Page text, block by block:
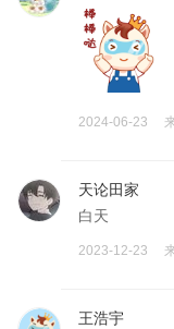
2024-06-23
天论田家
白天
2023-12-23
王浩宇